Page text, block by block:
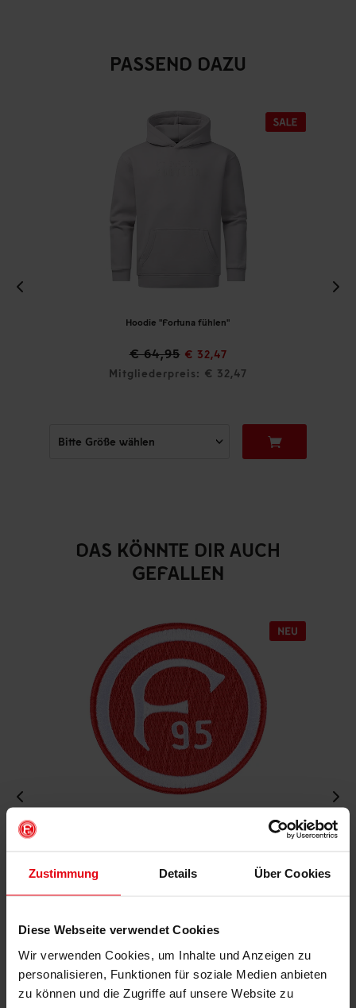
Zustimmung Details Über Cookies
Diese Webseite verwendet Cookies
Wir verwenden Cookies, um Inhalte und Anzeigen zu
personalisieren, Funktionen für soziale Medien anbieten
zu können und die Zugriffe auf unsere Website zu
PASSEND DAZU
Hoodie "Fortuna fühlen"
€ 64,95 € 32,47
Mitgliederpreis: € 32,47
DAS KÖNNTE DIR AUCH
GEFALLEN
Mitgliederpreis: € 4,46
IN DEN WARENKORB